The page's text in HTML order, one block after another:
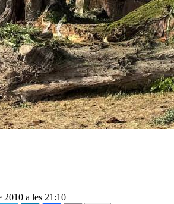
2010 a les 21:10